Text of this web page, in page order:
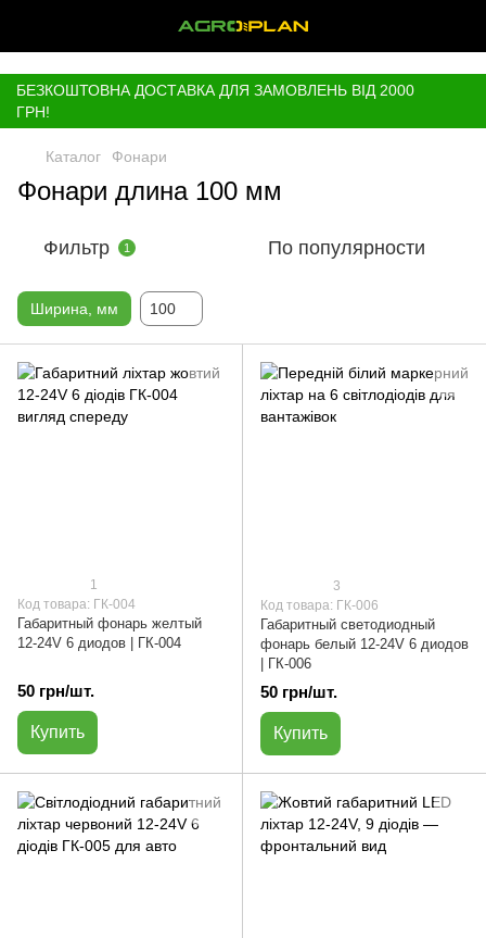
БЕЗКОШТОВНА ДОСТАВКА ДЛЯ ЗАМОВЛЕНЬ ВІД 2000
ГРН!
Каталог Фонари
Фонари длина 100 мм
Фильтр 1 По популярности
Ширина, мм 100
1
Код товара: ГК-004
Габаритный фонарь желтый
12-24V 6 диодов | ГК-004
50 грн/шт.
Купить
3
Код товара: ГК-006
Габаритный светодиодный
фонарь белый 12-24V 6 диодов
| ГК-006
50 грн/шт.
Купить